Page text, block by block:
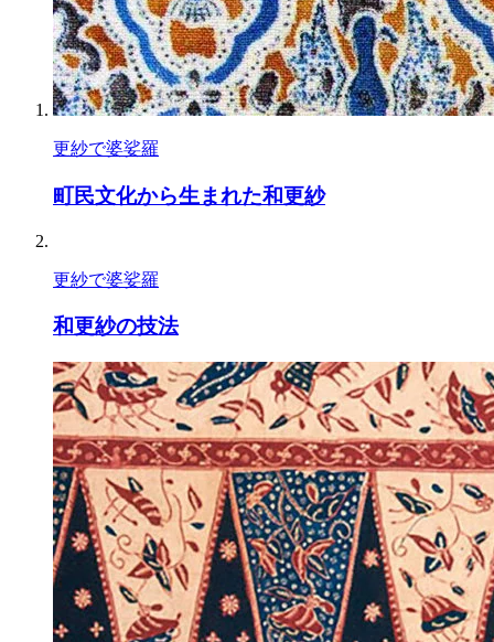
更紗で婆娑羅
町民文化から生まれた和更紗
更紗で婆娑羅
和更紗の技法